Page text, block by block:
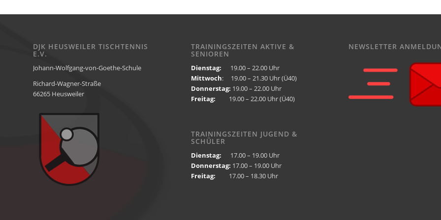
DJK HEUSWEILER TISCHTENNIS
E.V.
Johann-Wolfgang-von-Goethe-Schule
Richard-Wagner-Straße
66265 Heusweiler
TRAININGSZEITEN AKTIVE &
SENIOREN
Dienstag: 19.00 – 22.00 Uhr
Mittwoch: 19.00 – 21.30 Uhr (Ü40)
Donnerstag: 19.00 – 22.00 Uhr
Freitag: 19.00 – 22.00 Uhr (Ü40)
TRAININGSZEITEN JUGEND &
SCHÜLER
Dienstag: 17.00 – 19.00 Uhr
Donnerstag: 17.00 – 19.00 Uhr
Freitag: 17.00 – 18.30 Uhr
NEWSLETTER